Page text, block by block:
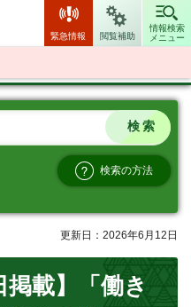
緊急情報 閲覧補助
情報検索
メニュー
検索の方法
更新日：2026年6月12日
掲載】「働き